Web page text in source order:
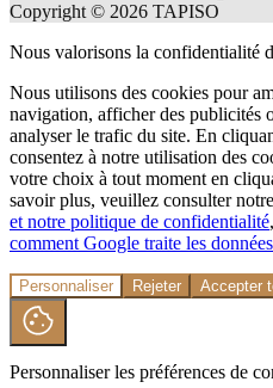
Copyright © 2026 TAPISO
Nous valorisons la confidentialité
Nous utilisons des cookies pour
navigation, afficher des publicités
analyser le trafic du site. En
consentez à notre utilisation des
votre choix à tout moment en
savoir plus, veuillez consulter notre
et notre politique de confidentialité
comment Google traite les
Personnaliser Rejeter Accepter
Personnaliser les préférences de